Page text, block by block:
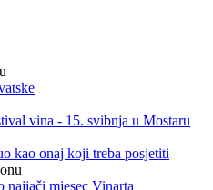
vina - 15. svibnja u Mostaru
kao onaj koji treba posjetiti
najjači mjesec Vinarta